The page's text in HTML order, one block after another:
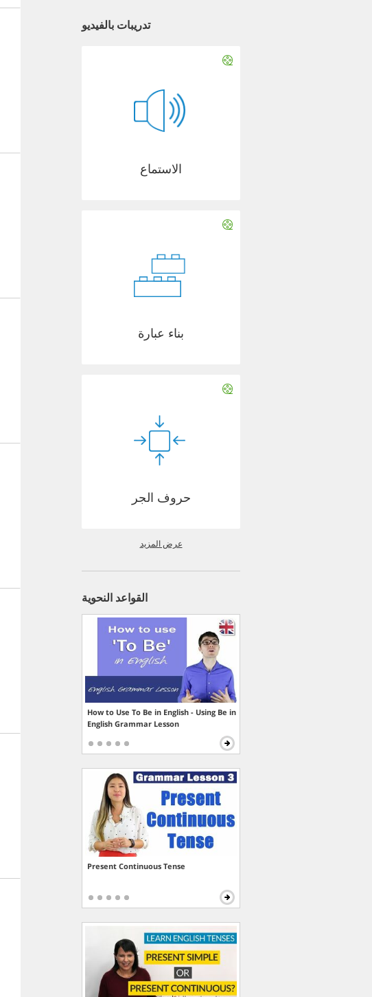
تدريبات بالفيديو
الاستماع
بناء عبارة
حروف الجر
عرض المزيد
القواعد النحوية
How to Use To Be in English - Using Be in
English Grammar Lesson
Present Continuous Tense